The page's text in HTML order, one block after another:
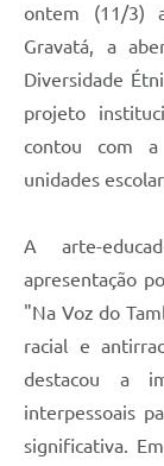
ontem (11/3)
Gravatá, a
Diversidade
projeto
contou com a
unidades
A arte-
apresentação
"Na Voz do
racial e
destacou a
interpessoais
significativa.